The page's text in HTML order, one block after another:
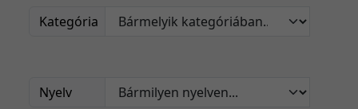
Kategória
Nyelv